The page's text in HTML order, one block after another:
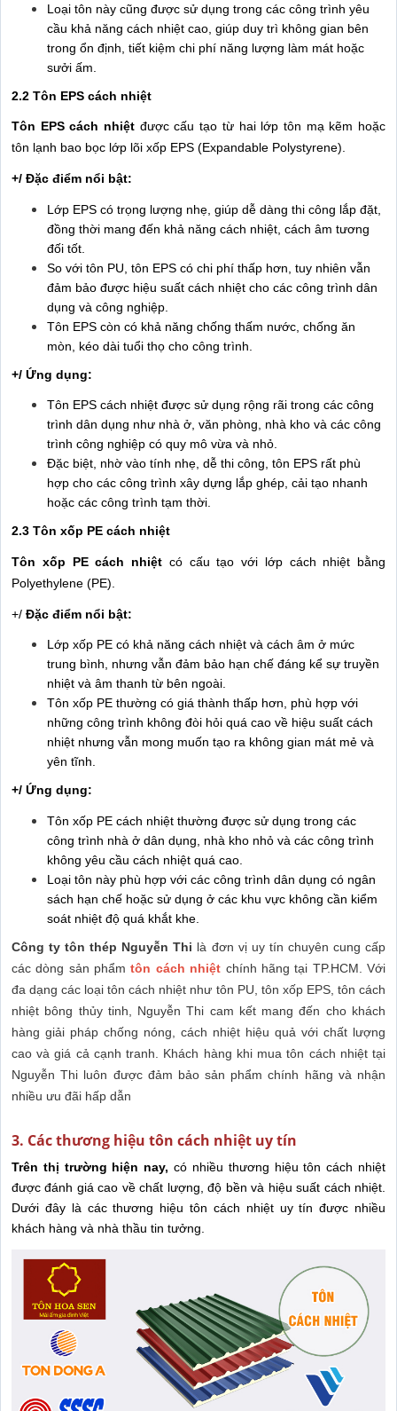
Loại tôn này cũng được sử dụng trong các công trình yêu
cầu khả năng cách nhiệt cao, giúp duy trì không gian bên
trong ổn định, tiết kiệm chi phí năng lượng làm mát hoặc
sưởi ấm.
2.2 Tôn EPS cách nhiệt
Tôn EPS cách nhiệt được cấu tạo từ hai lớp tôn mạ kẽm hoặc
tôn lạnh bao bọc lớp lõi xốp EPS (Expandable Polystyrene).
+/ Đặc điểm nổi bật:
Lớp EPS có trọng lượng nhẹ, giúp dễ dàng thi công lắp đặt,
đồng thời mang đến khả năng cách nhiệt, cách âm tương
đối tốt.
So với tôn PU, tôn EPS có chi phí thấp hơn, tuy nhiên vẫn
đảm bảo được hiệu suất cách nhiệt cho các công trình dân
dụng và công nghiệp.
Tôn EPS còn có khả năng chống thấm nước, chống ăn
mòn, kéo dài tuổi thọ cho công trình.
+/ Ứng dụng:
Tôn EPS cách nhiệt được sử dụng rộng rãi trong các công
trình dân dụng như nhà ở, văn phòng, nhà kho và các công
trình công nghiệp có quy mô vừa và nhỏ.
Đặc biệt, nhờ vào tính nhẹ, dễ thi công, tôn EPS rất phù
hợp cho các công trình xây dựng lắp ghép, cải tạo nhanh
hoặc các công trình tạm thời.
2.3 Tôn xốp PE cách nhiệt
Tôn xốp PE cách nhiệt có cấu tạo với lớp cách nhiệt bằng
Polyethylene (PE).
+/ Đặc điểm nổi bật:
Lớp xốp PE có khả năng cách nhiệt và cách âm ở mức
trung bình, nhưng vẫn đảm bảo hạn chế đáng kể sự truyền
nhiệt và âm thanh từ bên ngoài.
Tôn xốp PE thường có giá thành thấp hơn, phù hợp với
những công trình không đòi hỏi quá cao về hiệu suất cách
nhiệt nhưng vẫn mong muốn tạo ra không gian mát mẻ và
yên tĩnh.
+/ Ứng dụng:
Tôn xốp PE cách nhiệt thường được sử dụng trong các
công trình nhà ở dân dụng, nhà kho nhỏ và các công trình
không yêu cầu cách nhiệt quá cao.
Loại tôn này phù hợp với các công trình dân dụng có ngân
sách hạn chế hoặc sử dụng ở các khu vực không cần kiểm
soát nhiệt độ quá khắt khe.
Công ty tôn thép Nguyễn Thi là đơn vị uy tín chuyên cung cấp
các dòng sản phẩmtôn cách nhiệt chính hãng tại TP.HCM. Với
đa dạng các loại tôn cách nhiệt như tôn PU, tôn xốp EPS, tôn cách
nhiệt bông thủy tinh, Nguyễn Thi cam kết mang đến cho khách
hàng giải pháp chống nóng, cách nhiệt hiệu quả với chất lượng
cao và giá cả cạnh tranh. Khách hàng khi mua tôn cách nhiệt tại
Nguyễn Thi luôn được đảm bảo sản phẩm chính hãng và nhận
nhiều ưu đãi hấp dẫn
3. Các thương hiệu tôn cách nhiệt uy tín
Trên thị trường hiện nay, có nhiều thương hiệu tôn cách nhiệt
được đánh giá cao về chất lượng, độ bền và hiệu suất cách nhiệt.
Dưới đây là các thương hiệu tôn cách nhiệt uy tín được nhiều
khách hàng và nhà thầu tin tưởng.